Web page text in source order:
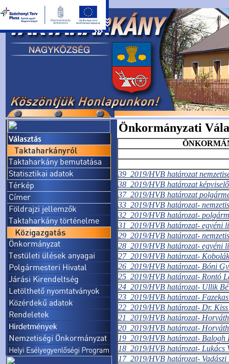
Önkormányzati
39_2019/HVB határozat
38_2019/HVB határozat
37_2019/HVB határozat
33_2019/HVB határozat-
32_2019/HVB határozat-
31_2019/HVB határozat- egyéni
29_2019/HVB határozat-
28_2019/HVB határozat- egyéni
27_2019/HVB határozat-
26_2019/HVB határozat- Bóni
25_2019/HVB határozat- Rontó
24_2019/HVB határozat- Ullik
23_2019/HVB határozat-
22_2019/HVB határozat- Dr.
21_2019/HVB határozat-
20_2019/HVB határozat-
19_2019/HVB határozat- Balogh
18_2019/HVB határozat- Lukács
17_2019/HVB határozat-